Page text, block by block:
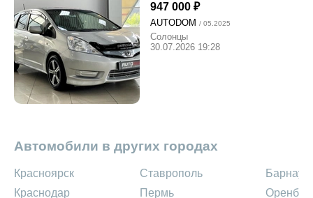
947 000
AUTODOM / 05.2025
Солонцы
30.07.2026 19:28
Автомобили в других городах
Красноярск
Краснодар
Ставрополь
Пермь
Барнаул